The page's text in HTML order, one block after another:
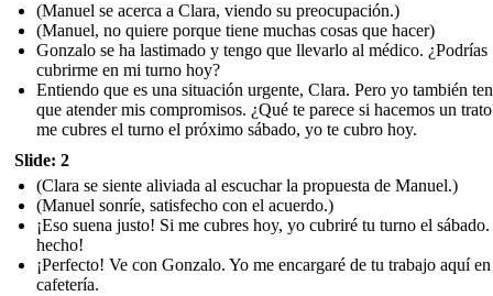
(Manuel se acerca a Clara, viendo su preocupación.)
(Manuel, no quiere porque tiene muchas cosas que hacer)
Gonzalo se ha lastimado y tengo que llevarlo al médico. ¿Podrías
cubrirme en mi turno hoy?
Entiendo que es una situación urgente, Clara. Pero yo también
que atender mis compromisos. ¿Qué te parece si hacemos un
me cubres el turno el próximo sábado, yo te cubro hoy.
Slide: 2
(Clara se siente aliviada al escuchar la propuesta de Manuel.)
(Manuel sonríe, satisfecho con el acuerdo.)
¡Eso suena justo! Si me cubres hoy, yo cubriré tu turno el sábado.
hecho!
¡Perfecto! Ve con Gonzalo. Yo me encargaré de tu trabajo aquí
cafetería.